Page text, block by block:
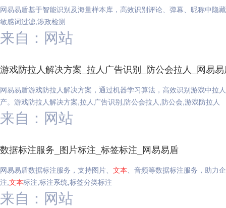
网易易盾基于智能识别及海量样本库，高效识别评论、弹幕、昵称中隐
敏感词过滤,涉政检测
来自：网站
游戏防拉人解决方案_拉人广告识别_防公会拉人_网易
网易易盾游戏防拉人解决方案，通过机器学习算法，高效识别游戏中拉
产。游戏防拉人解决方案,拉人广告识别,防公会拉人,防公会,游戏防拉人
来自：网站
数据标注服务_图片标注_标签标注_网易易盾
网易易盾数据标注服务，支持图片、 文本、音频等数据标注服务，助力
注,文本标注,标注系统,标签分类标注
来自：网站